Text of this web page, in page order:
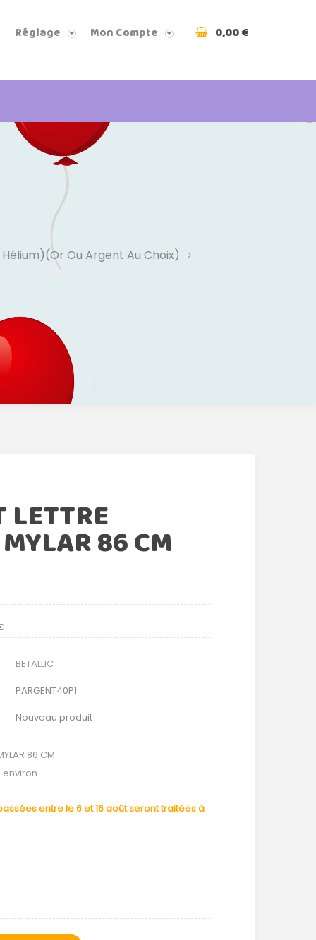
Réglage Mon Compte 0,00 €
Ou Argent Au Choix)
LETTRE
86 CM
BETALLIC
PARGENT40P1
Nouveau produit
86 CM
environ
entre le 6 et 16 août seront traitées à